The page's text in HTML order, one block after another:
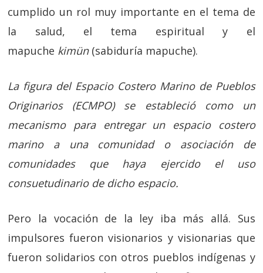
cumplido un rol muy importante en el tema de
la salud, el tema espiritual y el
mapuche kimün(sabiduría mapuche).
La figura del Espacio Costero Marino de Pueblos
Originarios (ECMPO) se estableció como un
mecanismo para entregar un espacio costero
marino a una comunidad o asociación de
comunidades que haya ejercido el uso
consuetudinario de dicho espacio.
Pero la vocación de la ley iba más allá. Sus
impulsores fueron visionarios y visionarias que
fueron solidarios con otros pueblos indígenas y